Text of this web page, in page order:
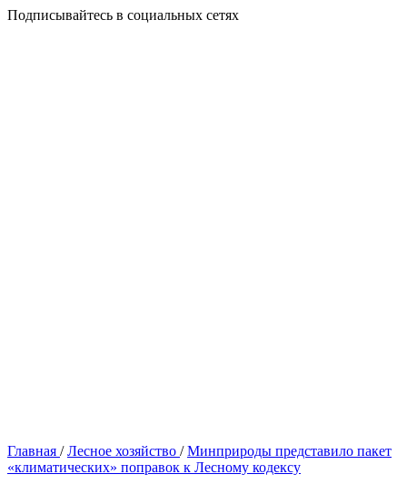
Подписывайтесь в социальных сетях
Главная / Лесное хозяйство / Минприроды представило пакет
«климатических» поправок к Лесному кодексу